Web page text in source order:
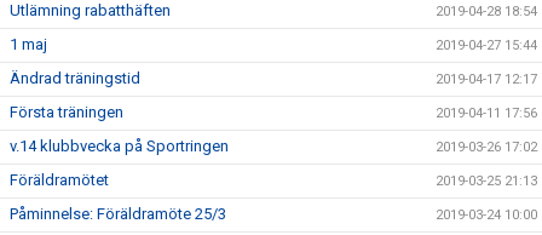
Utlämning rabatthäften 2019-04-28 18:54
1 maj 2019-04-27 15:44
Ändrad träningstid 2019-04-17 12:17
Första träningen 2019-04-11 17:56
v.14 klubbvecka på Sportringen 2019-03-26 17:02
Föräldramötet 2019-03-25 21:13
Påminnelse: Föräldramöte 25/3 2019-03-24 10:00